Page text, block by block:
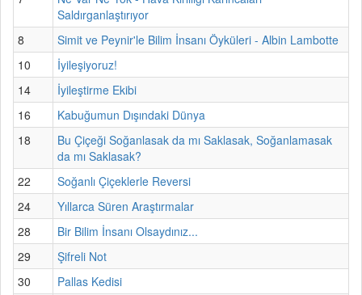
Saldırganlaştırıyor
8
Simit ve Peynir'le Bilim İnsanı Öyküleri - Albin Lambotte
10
İyileşiyoruz!
14
İyileştirme Ekibi
16
Kabuğumun Dışındaki Dünya
18
Bu Çiçeği Soğanlasak da mı Saklasak, Soğanlamasak
da mı Saklasak?
22
Soğanlı Çiçeklerle Reversi
24
Yıllarca Süren Araştırmalar
28
Bir Bilim İnsanı Olsaydınız...
29
Şifreli Not
30
Pallas Kedisi